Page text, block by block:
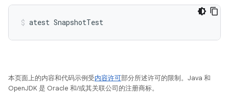
atest SnapshotTest
本页面上的内容和代码示例受内容许可部分所述许可的限制。Java 和
OpenJDK 是 Oracle 和/或其关联公司的注册商标。